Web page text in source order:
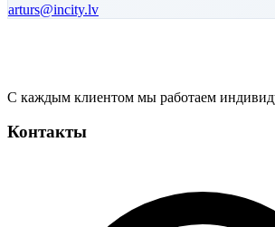
arturs@incity.lv
С каждым клиентом мы работаем
Контакты